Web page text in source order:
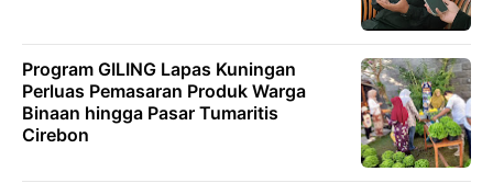
Program GILING Lapas Kuningan
Perluas Pemasaran Produk Warga
Binaan hingga Pasar Tumaritis
Cirebon